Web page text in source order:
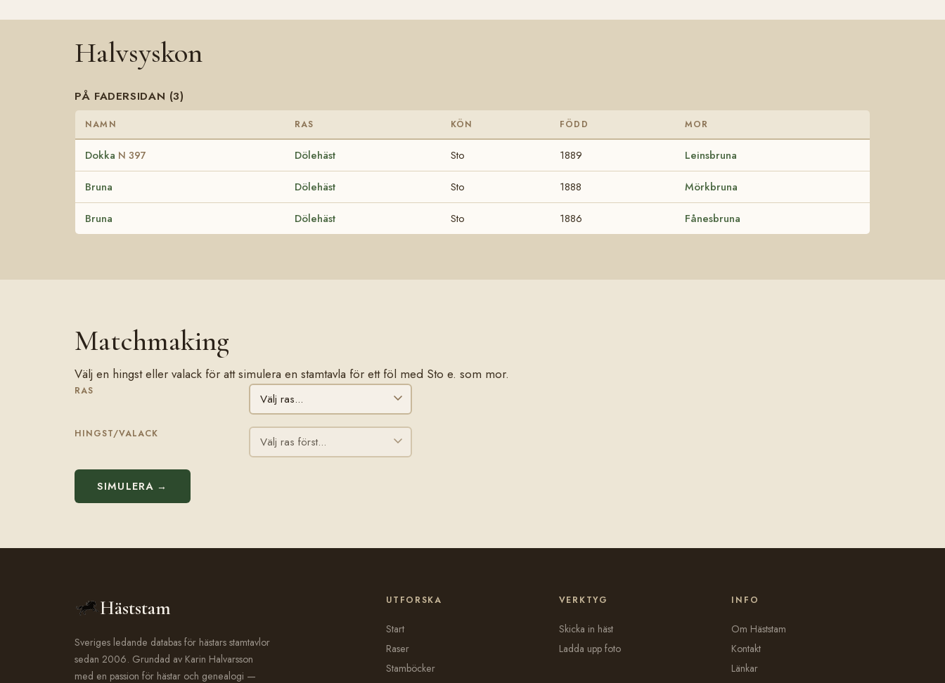
Halvsyskon
PÅ FADERSIDAN (3)
NAMN RAS KÖN FÖDD MOR
Dokka N 397 Dölehäst Sto 1889 Leinsbruna
Bruna Dölehäst Sto 1888 Mörkbruna
Bruna Dölehäst Sto 1886 Fånesbruna
Matchmaking
Välj en hingst eller valack för att simulera en stamtavla för ett föl med Sto e. som mor.
RAS
HINGST/VALACK
SIMULERA →
Häststam
Sveriges ledande databas för hästars stamtavlor
sedan 2006. Grundad av Karin Halvarsson
med en passion för hästar och genealogi —
UTFORSKA
Start
Raser
Stamböcker
VERKTYG
Skicka in häst
Ladda upp foto
INFO
Om Häststam
Kontakt
Länkar